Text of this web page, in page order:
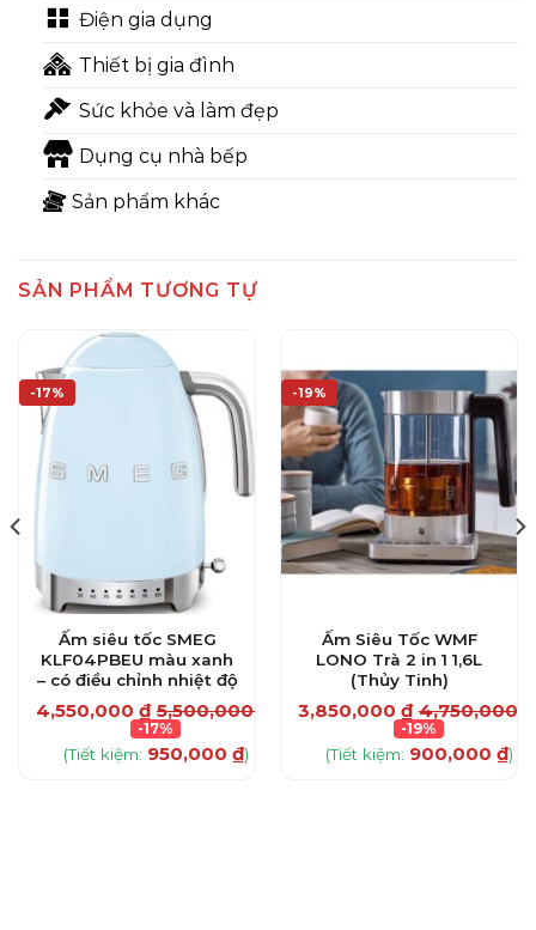
Điện gia dụng
Thiết bị gia đình
Sức khỏe và làm đẹp
Dụng cụ nhà bếp
Sản phẩm khác
SẢN PHẨM TƯƠNG TỰ
-17%
Ấm siêu tốc SMEG
KLF04PBEU màu xanh
– có điều chỉnh nhiệt độ
4,550,000 ₫ 5,500,000
-17%
(Tiết kiệm: 950,000 ₫)
-19%
Ấm Siêu Tốc WMF
LONO Trà 2 in 1 1,6L
(Thủy Tinh)
3,850,000 ₫ 4,750,000
-19%
(Tiết kiệm: 900,000 ₫)